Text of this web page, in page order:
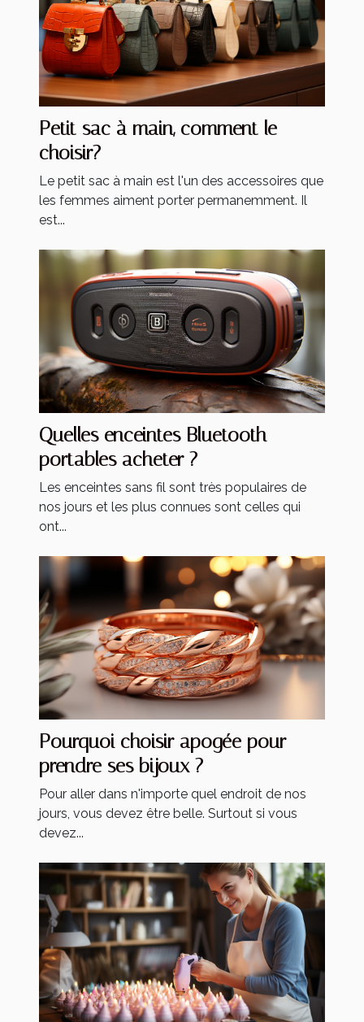
Petit sac à main, comment le
choisir?
Le petit sac à main est l'un des accessoires que
les femmes aiment porter permanemment. Il
est...
Quelles enceintes Bluetooth
portables acheter ?
Les enceintes sans fil sont très populaires de
nos jours et les plus connues sont celles qui
ont...
Pourquoi choisir apogée pour
prendre ses bijoux ?
Pour aller dans n'importe quel endroit de nos
jours, vous devez être belle. Surtout si vous
devez...